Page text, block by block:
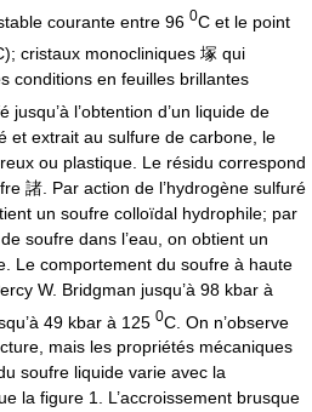
courante entre 96 0C et le point
cristaux monocliniques 塚 qui
conditions en feuilles brillantes
jusqu’à l’obtention d’un liquide de
et extrait au sulfure de carbone, le
ou plastique. Le résidu correspond
諸. Par action de l’hydrogène sulfuré
un soufre colloïdal hydrophile; par
soufre dans l’eau, on obtient un
Le comportement du soufre à haute
W. Bridgman jusqu’à 98 kbar à
49 kbar à 125 0C. On n’observe
mais les propriétés mécaniques
soufre liquide varie avec la
la figure 1. L’accroissement brusque